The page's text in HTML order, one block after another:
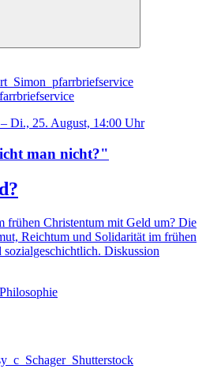
Di., 25. August, 14:00 Uhr
man nicht?"
frühen Christentum mit Geld um? Die
Reichtum und Solidarität im frühen
Diskussion